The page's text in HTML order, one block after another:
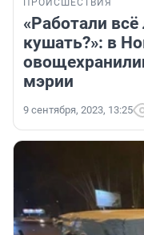
ПРОИСШЕСТВИЯ
«Работали
кушать?»: в
мэрии
9 сентября, 2023, 13:25